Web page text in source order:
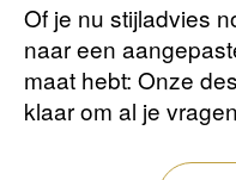
Of je nu stijladvies
naar een
maat hebt: Onze
klaar om al je